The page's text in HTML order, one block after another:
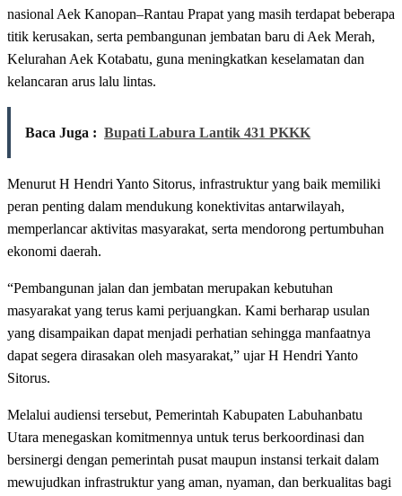
nasional Aek Kanopan–Rantau Prapat yang masih terdapat beberapa
titik kerusakan, serta pembangunan jembatan baru di Aek Merah,
Kelurahan Aek Kotabatu, guna meningkatkan keselamatan dan
kelancaran arus lalu lintas.
Baca Juga : Bupati Labura Lantik 431 PKKK
Menurut H Hendri Yanto Sitorus, infrastruktur yang baik memiliki
peran penting dalam mendukung konektivitas antarwilayah,
memperlancar aktivitas masyarakat, serta mendorong pertumbuhan
ekonomi daerah.
“Pembangunan jalan dan jembatan merupakan kebutuhan
masyarakat yang terus kami perjuangkan. Kami berharap usulan
yang disampaikan dapat menjadi perhatian sehingga manfaatnya
dapat segera dirasakan oleh masyarakat,” ujar H Hendri Yanto
Sitorus.
Melalui audiensi tersebut, Pemerintah Kabupaten Labuhanbatu
Utara menegaskan komitmennya untuk terus berkoordinasi dan
bersinergi dengan pemerintah pusat maupun instansi terkait dalam
mewujudkan infrastruktur yang aman, nyaman, dan berkualitas bagi